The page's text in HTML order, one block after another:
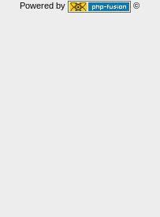
Powered by ©